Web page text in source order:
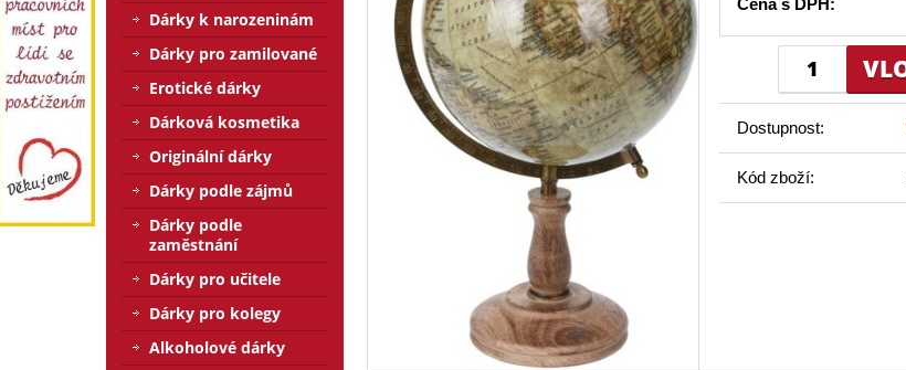
Cena s DPH:
Dostupnost:
Kód zboží:
Dárky k narozeninám
Dárky pro zamilované
Erotické dárky
Dárková kosmetika
Originální dárky
Dárky podle zájmů
Dárky podle
zaměstnání
Dárky pro učitele
Dárky pro kolegy
Alkoholové dárky